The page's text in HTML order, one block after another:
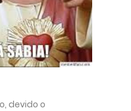
devido o